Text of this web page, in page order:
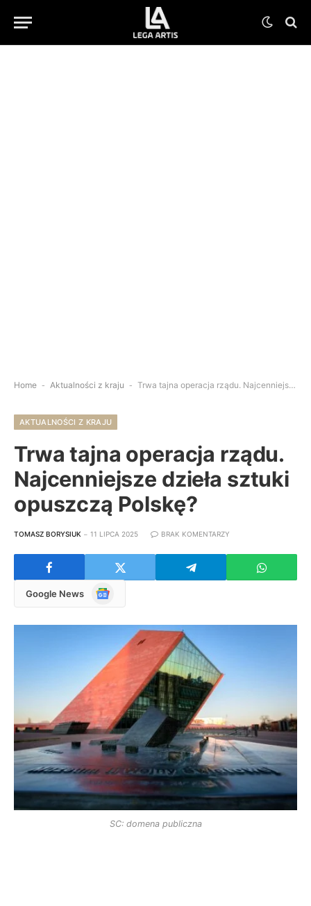
Home - Aktualności z kraju - Trwa tajna operacja rządu. Najcenniejsze dzieła sztuki opuszczą Polskę?
AKTUALNOŚCI Z KRAJU
Trwa tajna operacja rządu.
Najcenniejsze dzieła sztuki
opuszczą Polskę?
TOMASZ BORYSIUK 11 LIPCA 2025 BRAK KOMENTARZY
Google News
Google
SC: domena publiczna